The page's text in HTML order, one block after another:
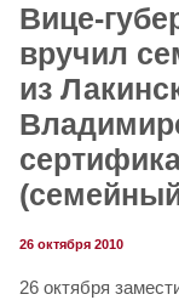
Вице-
вручил
из
26 октября 2010
26 октября